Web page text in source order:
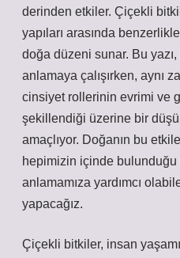
derinden etkiler. Çiçekli
yapıları arasında
doğa düzeni sunar. Bu
anlamaya çalışırken, aynı
cinsiyet rollerinin evrimi ve
şekillendiği üzerine bir
amaçlıyor. Doğanın bu
hepimizin içinde bulunduğu
anlamamıza yardımcı
yapacağız.
Çiçekli bitkiler, insan